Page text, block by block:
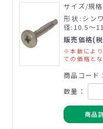
サイズ/規
形状:シン
径:10.5～
販売価格(
※本数によ
での価格とな
商品コード
数量：
商品